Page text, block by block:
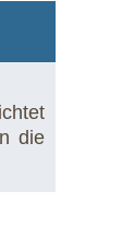
die